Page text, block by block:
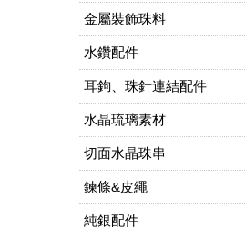
金屬裝飾珠料
水鑽配件
耳鉤、珠針連結配件
水晶琉璃素材
切面水晶珠串
鍊條&皮繩
純銀配件